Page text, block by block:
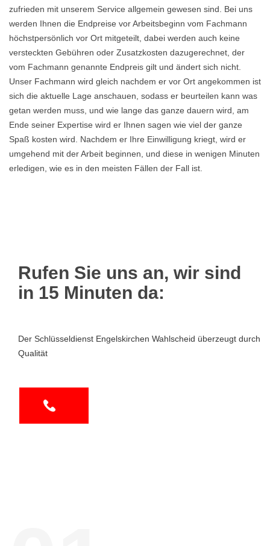
zufrieden mit unserem Service allgemein gewesen sind. Bei uns
werden Ihnen die Endpreise vor Arbeitsbeginn vom Fachmann
höchstpersönlich vor Ort mitgeteilt, dabei werden auch keine
versteckten Gebühren oder Zusatzkosten dazugerechnet, der
vom Fachmann genannte Endpreis gilt und ändert sich nicht.
Unser Fachmann wird gleich nachdem er vor Ort angekommen ist
sich die aktuelle Lage anschauen, sodass er beurteilen kann was
getan werden muss, und wie lange das ganze dauern wird, am
Ende seiner Expertise wird er Ihnen sagen wie viel der ganze
Spaß kosten wird. Nachdem er Ihre Einwilligung kriegt, wird er
umgehend mit der Arbeit beginnen, und diese in wenigen Minuten
erledigen, wie es in den meisten Fällen der Fall ist.
Rufen Sie uns an, wir sind
in 15 Minuten da:
Der Schlüsseldienst Engelskirchen Wahlscheid überzeugt durch
Qualität